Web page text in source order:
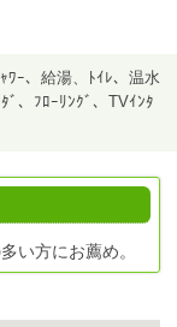
ﾜｰ、給湯、ﾄｲﾚ、温水
ﾞ、ﾌﾛｰﾘﾝｸﾞ、TVｲﾝﾀ
い方にお薦め。